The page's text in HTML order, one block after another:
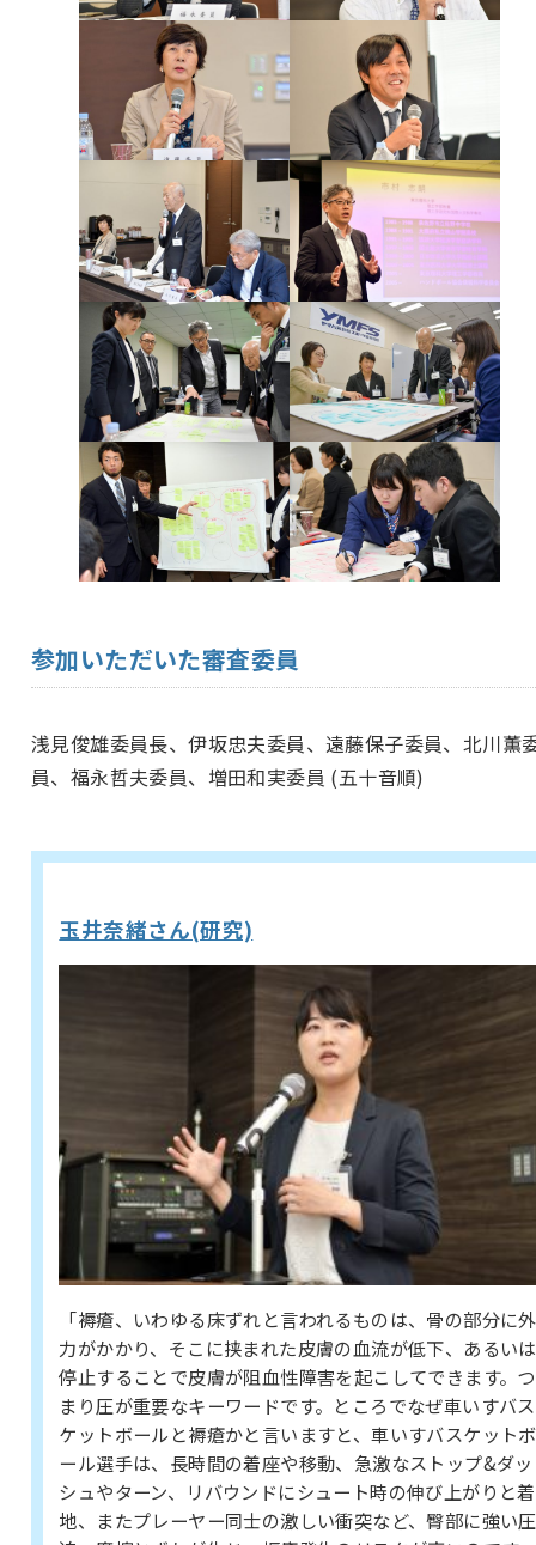
参加いただいた審査委員
浅見俊雄委員長、伊坂忠夫委員、遠藤保子委員、北川薫
員、福永哲夫委員、増田和実委員 (五十音順)
玉井奈緒さん(研究)
「褥瘡、いわゆる床ずれと言われるものは、骨の部分に外
力がかかり、そこに挟まれた皮膚の血流が低下、あるいは
停止することで皮膚が阻血性障害を起こしてできます。つ
まり圧が重要なキーワードです。ところでなぜ車いすバス
ケットボールと褥瘡かと言いますと、車いすバスケットボ
ール選手は、長時間の着座や移動、急激なストップ&ダッ
シュやターン、リバウンドにシュート時の伸び上がりと着
地、またプレーヤー同士の激しい衝突など、臀部に強い圧